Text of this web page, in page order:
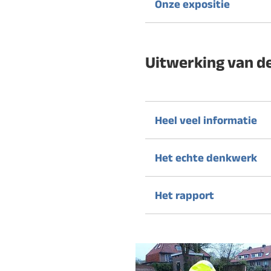
Onze expositie
Uitwerking van
Heel veel informatie
Het echte denkwerk
Het rapport